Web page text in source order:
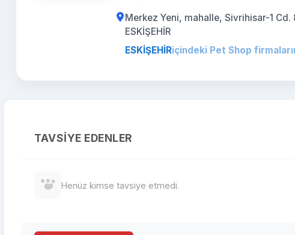
Merkez Yeni, mahalle, Sivrihisar-1 Cd.
ESKİŞEHİR
ESKİŞEHİRiçindeki Pet Shop
TAVSIYE EDENLER
Henüz kimse tavsiye etmedi.